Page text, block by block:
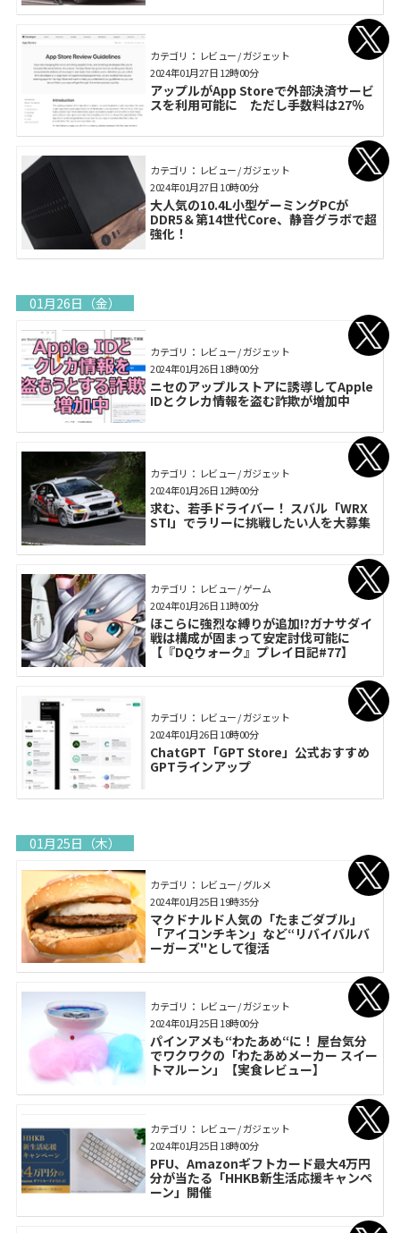
カテゴリ： レビュー / ガジェット
アップルがApp Storeで外部決済サービ
スを利用可能に ただし手数料は27％
2024年01月27日 12時00分
カテゴリ： レビュー / ガジェット
大人気の10.4L小型ゲーミングPCが
DDR5＆第14世代Core、静音グラボで超
強化！
2024年01月27日 10時00分
01月26日（金）
カテゴリ： レビュー / ガジェット
ニセのアップルストアに誘導してApple
IDとクレカ情報を盗む詐欺が増加中
2024年01月26日 18時00分
カテゴリ： レビュー / ガジェット
求む、若手ドライバー！ スバル「WRX
STI」でラリーに挑戦したい人を大募集
2024年01月26日 12時00分
カテゴリ： レビュー / ゲーム
ほこらに強烈な縛りが追加!?ガナサダイ
戦は構成が固まって安定討伐可能に
【『DQウォーク』プレイ日記#77】
2024年01月26日 11時00分
カテゴリ： レビュー / ガジェット
ChatGPT「GPT Store」公式おすすめ
GPTラインアップ
2024年01月26日 10時00分
01月25日（木）
カテゴリ： レビュー / グルメ
マクドナルド人気の「たまごダブル」
「アイコンチキン」など“リバイバルバ
ーガーズ"として復活
2024年01月25日 19時35分
カテゴリ： レビュー / ガジェット
パインアメも“わたあめ“に！ 屋台気分
でワクワクの「わたあめメーカー スイー
トマルーン」【実食レビュー】
2024年01月25日 18時00分
カテゴリ： レビュー / ガジェット
PFU、Amazonギフトカード最大4万円
分が当たる「HHKB新生活応援キャンペ
ーン」開催
2024年01月25日 18時00分